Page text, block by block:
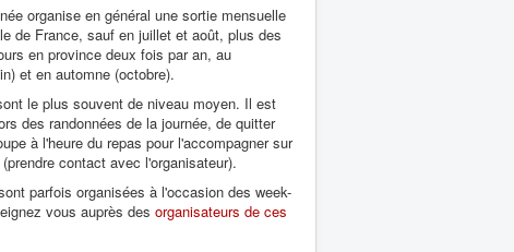
organise en général une sortie mensuelle
de France, sauf en juillet et août, plus des
en province deux fois par an, au
et en automne (octobre).
le plus souvent de niveau moyen. Il est
des randonnées de la journée, de quitter
à l'heure du repas pour l'accompagner sur
contact avec l'organisateur).
parfois organisées à l'occasion des week-
vous auprès des organisateurs de ces